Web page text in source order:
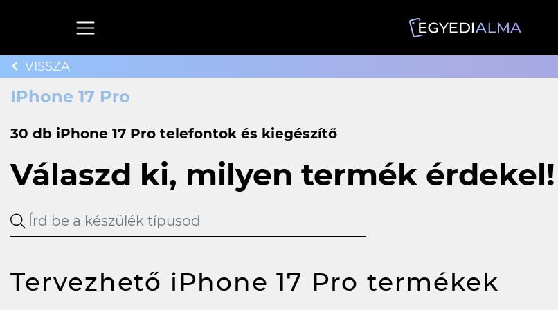
VISSZA
IPhone 17 Pro
30 db iPhone 17 Pro telefontok és kiegészítő
Válaszd ki, milyen termék érdekel!
Tervezhető iPhone 17 Pro termékek